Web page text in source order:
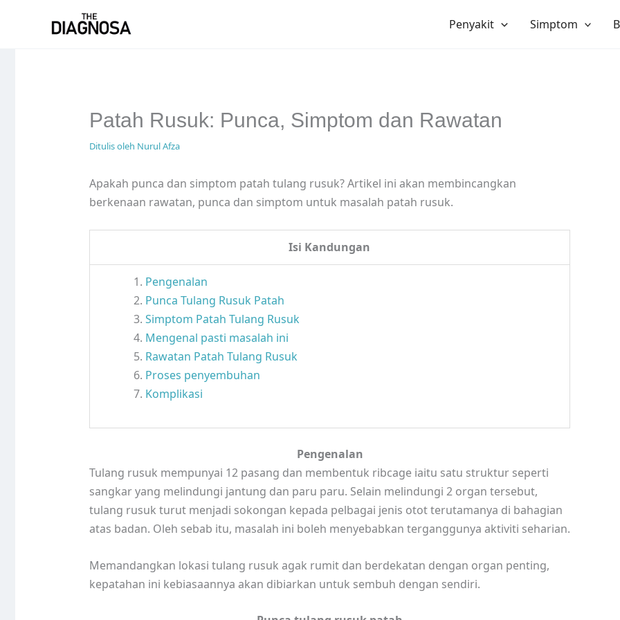
Penyakit Simptom
Patah Rusuk: Punca, Simptom dan Rawatan
Ditulis oleh Nurul Afza
Apakah punca dan simptom patah tulang rusuk? Artikel ini akan membincangkan
berkenaan rawatan, punca dan simptom untuk masalah patah rusuk.
Isi Kandungan
Pengenalan
Punca Tulang Rusuk Patah
Simptom Patah Tulang Rusuk
Mengenal pasti masalah ini
Rawatan Patah Tulang Rusuk
Proses penyembuhan
Komplikasi
Pengenalan
Tulang rusuk mempunyai 12 pasang dan membentuk ribcage iaitu satu struktur seperti
sangkar yang melindungi jantung dan paru paru. Selain melindungi 2 organ tersebut,
tulang rusuk turut menjadi sokongan kepada pelbagai jenis otot terutamanya di bahagian
atas badan. Oleh sebab itu, masalah ini boleh menyebabkan terganggunya aktiviti seharian.
Memandangkan lokasi tulang rusuk agak rumit dan berdekatan dengan organ penting,
kepatahan ini kebiasaannya akan dibiarkan untuk sembuh dengan sendiri.